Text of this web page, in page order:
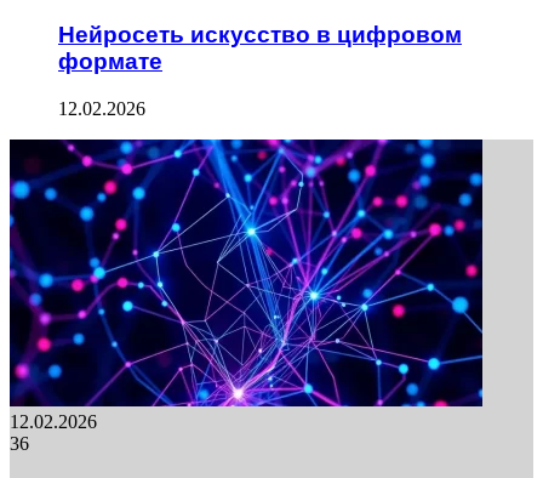
Нейросеть искусство в цифровом
формате
12.02.2026
12.02.2026
36